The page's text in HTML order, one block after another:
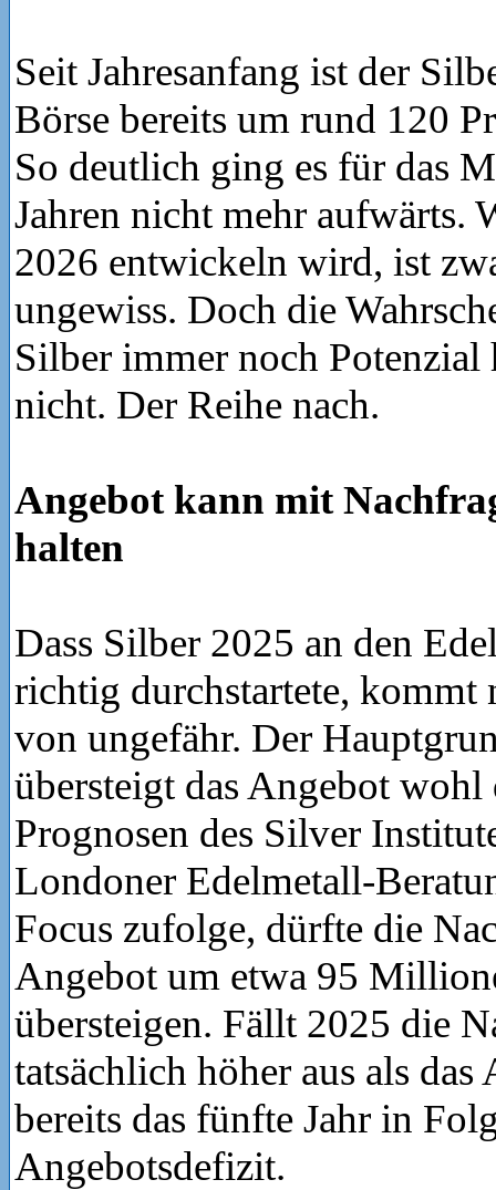
Seit Jahresanfang ist der
Börse bereits um rund 120
So deutlich ging es für das
Jahren nicht mehr aufwärts.
2026 entwickeln wird, ist
ungewiss. Doch die
Silber immer noch Potenzial
nicht. Der Reihe nach.
Angebot kann mit
halten
Dass Silber 2025 an den
richtig durchstartete, kommt
von ungefähr. Der
übersteigt das Angebot
Prognosen des Silver
Londoner Edelmetall-
Focus zufolge, dürfte die
Angebot um etwa 95
übersteigen. Fällt 2025 die
tatsächlich höher aus als das
bereits das fünfte Jahr in
Angebotsdefizit.